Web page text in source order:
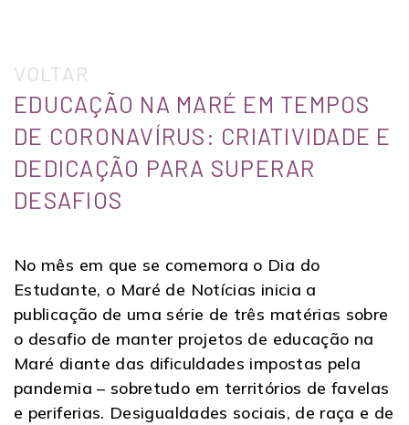
VOLTAR
EDUCAÇÃO NA MARÉ EM TEMPOS
DE CORONAVÍRUS: CRIATIVIDADE E
DEDICAÇÃO PARA SUPERAR
DESAFIOS
No mês em que se comemora o Dia do
Estudante, o Maré de Notícias inicia a
publicação de uma série de três matérias sobre
o desafio de manter projetos de educação na
Maré diante das dificuldades impostas pela
pandemia – sobretudo em territórios de favelas
e periferias. Desigualdades sociais, de raça e de